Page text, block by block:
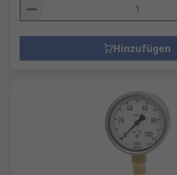
Hinzufügen